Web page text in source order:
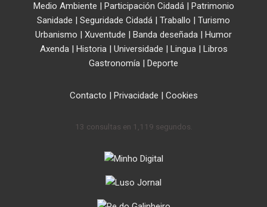
Medio Ambiente | Participación Cidadá| Patrimonio
Sanidade | Seguridade Cidadá | Traballo | Turismo
Urbanismo | Xuventude | Banda deseñada | Humor
Axenda| Historia| Universidade | Lingua| Libros
Gastronomía | Deporte
Contacto | Privacidade | Cookies
13 consultas en 1,119 segundos.